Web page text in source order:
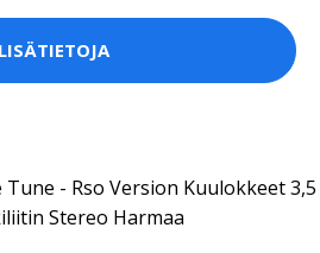
LISÄTIETOJA